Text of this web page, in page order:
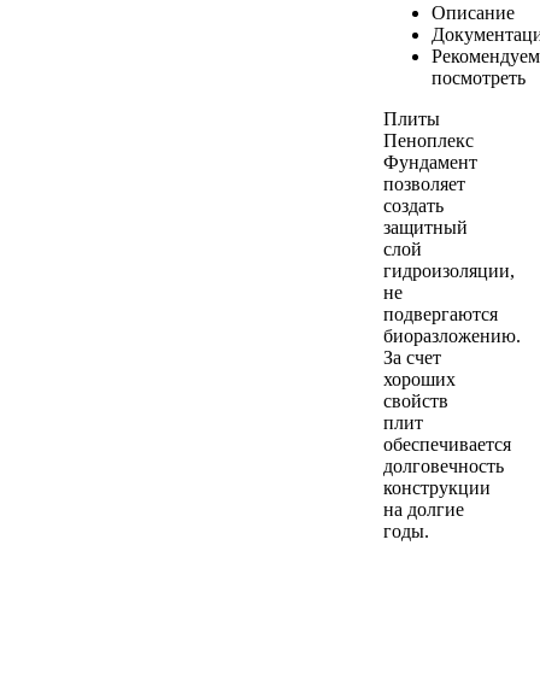
Описание
Рекомендуем
посмотреть
Плиты
Пеноплекс
Фундамент
позволяет
создать
защитный
слой
гидроизоляции,
не
подвергаются
биоразложению.
За счет
хороших
свойств
плит
обеспечивается
долговечность
конструкции
на долгие
годы.